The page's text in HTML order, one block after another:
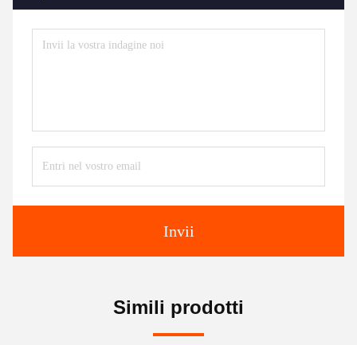
Invii
Simili prodotti